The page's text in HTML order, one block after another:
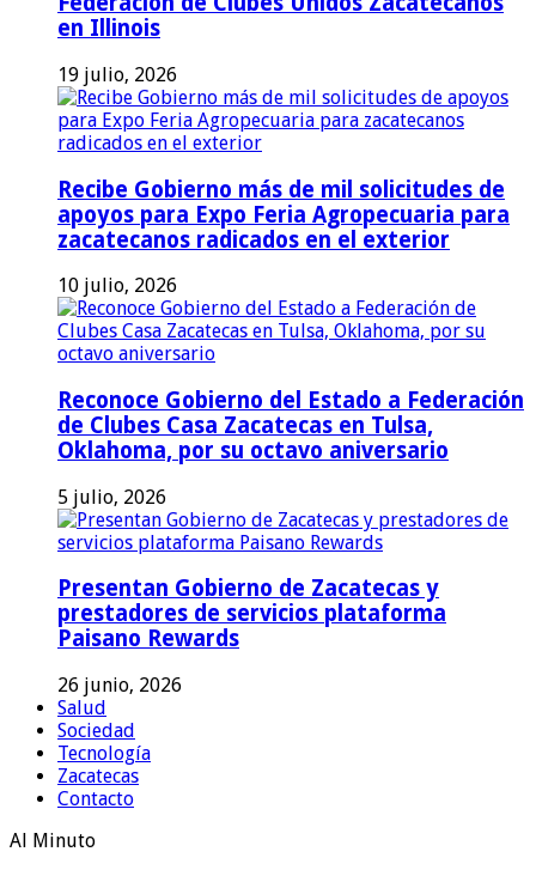
en Illinois
19 julio, 2026
Recibe Gobierno más de mil solicitudes de
apoyos para Expo Feria Agropecuaria para
zacatecanos radicados en el exterior
10 julio, 2026
Reconoce Gobierno del Estado a Federación
de Clubes Casa Zacatecas en Tulsa,
Oklahoma, por su octavo aniversario
5 julio, 2026
Presentan Gobierno de Zacatecas y
prestadores de servicios plataforma
Paisano Rewards
26 junio, 2026
Salud
Sociedad
Tecnología
Zacatecas
Contacto
Al Minuto